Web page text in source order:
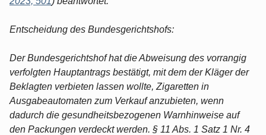
Entscheidung des Bundesgerichtshofs:
Der Bundesgerichtshof hat die Abweisung des vorrangig
verfolgten Hauptantrags bestätigt, mit dem der Kläger der
Beklagten verbieten lassen wollte, Zigaretten in
Ausgabeautomaten zum Verkauf anzubieten, wenn
dadurch die gesundheitsbezogenen Warnhinweise auf
den Packungen verdeckt werden. § 11 Abs. 1 Satz 1 Nr. 4